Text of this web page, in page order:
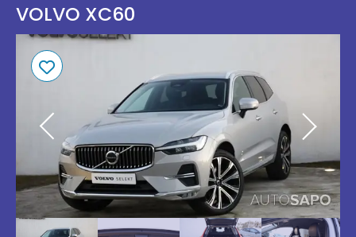
VOLVO XC60